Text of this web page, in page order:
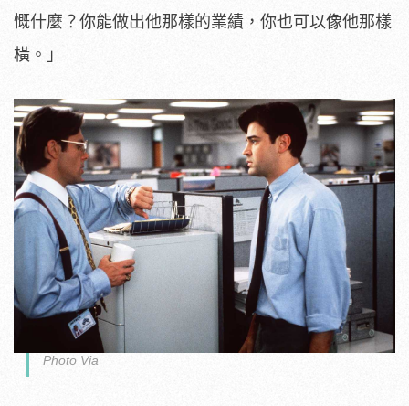
慨什麼？你能做出他那樣的業績，你也可以像他那樣
橫。」
Photo Via